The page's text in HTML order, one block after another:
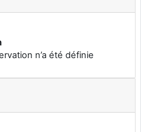
n’a été définie